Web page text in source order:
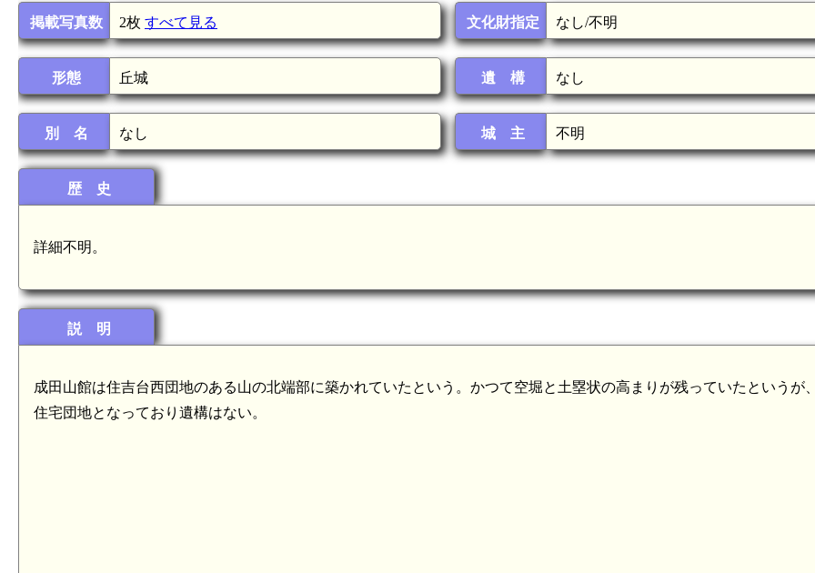
掲載写真数 2枚 すべて見る
形態 丘城
別 名 なし
文化財指定 なし/不明
遺 構 なし
城 主 不明
歴 史
詳細不明。
説 明
成田山館は住吉台西団地のある山の北端部に築かれていたという。かつて空堀と土塁状の高まりが残っていたというが
住宅団地となっており遺構はない。